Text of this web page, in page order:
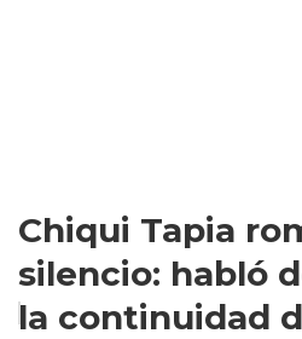
Chiqui Tapia
silencio: habló
la continuidad